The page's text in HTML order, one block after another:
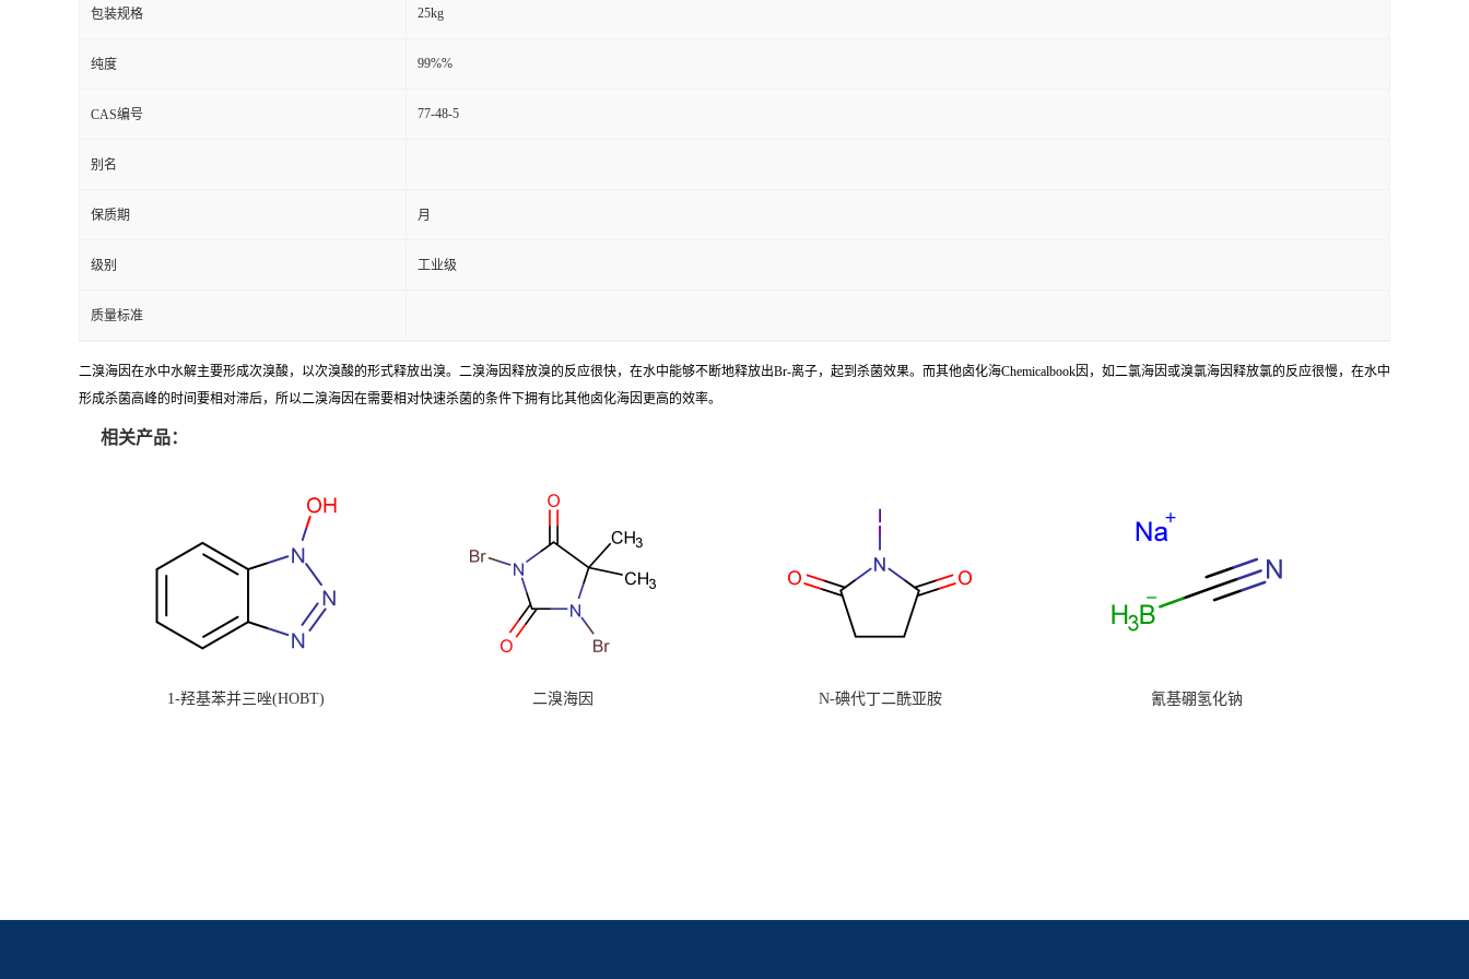
包装规格 25kg
纯度 99%%
CAS编号 77-48-5
别名
保质期 月
级别 工业级
质量标准
二溴海因在水中水解主要形成次溴酸，以次溴酸的形式释放出溴。二溴海因释放溴的反应很快，在水中能够不断地释放出Br-离子，起到杀菌效果。而其他卤化海Chemicalbook因，如二氯海因或溴氯海因释放氯的反应很慢，在水中
形成杀菌高峰的时间要相对滞后，所以二溴海因在需要相对快速杀菌的条件下拥有比其他卤化海因更高的效率。
相关产品：
1-羟基苯并三唑(HOBT) 二溴海因 N-碘代丁二酰亚胺 氰基硼氢化钠